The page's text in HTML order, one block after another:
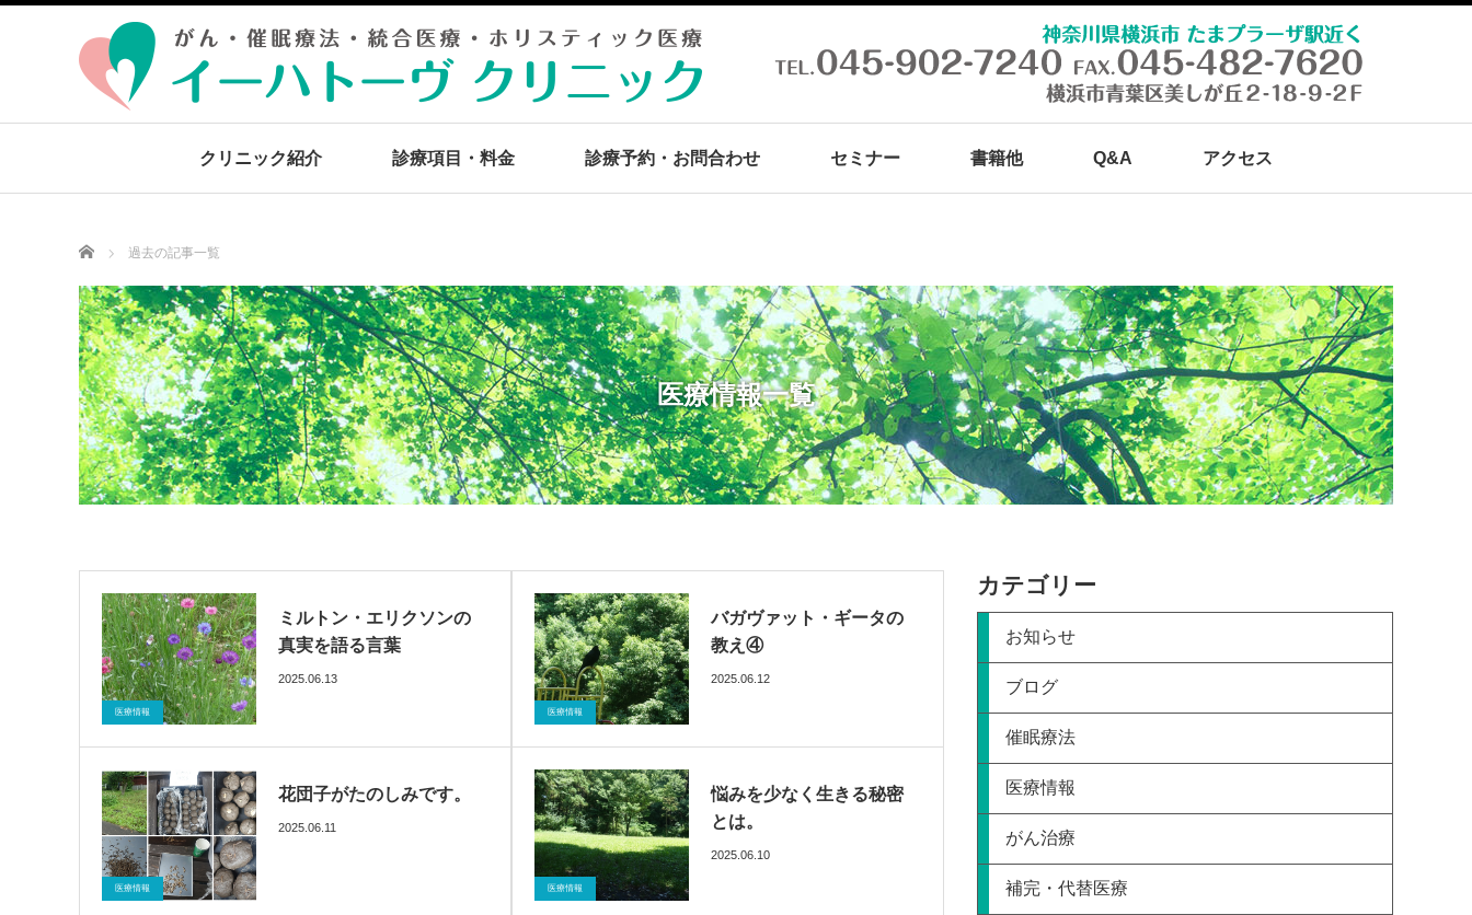
クリニック紹介 診療項目・料金 診療予約・お問合わせ セミナー 書籍他 Q&A アクセス
Home 過去の記事一覧
医療情報一覧
ブログ
催眠療法
医療情報
ミルトン・エリクソンの
真実を語る言葉
2025.06.13
ブログ
催眠療法
医療情報
バガヴァット・ギータの
教え④
2025.06.12
ブログ
催眠療法
医療情報
花団子がたのしみです。
2025.06.11
ブログ
催眠療法
医療情報
悩みを少なく生きる秘密
とは。
2025.06.10
カテゴリー
お知らせ
ブログ
催眠療法
医療情報
がん治療
補完・代替医療